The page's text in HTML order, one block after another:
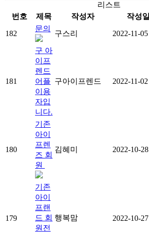
리스트
번호
제목 작성자 작성일
182
문의
구스리 2022-11-05
181
구 아
이프
렌드
어플
이용
자입
니다.
구아이프렌드 2022-11-02
180
기존
아이
프렌
즈 회
원
김혜미 2022-10-28
179
기존
아이
프랜
드 회
원전
행복맘 2022-10-27